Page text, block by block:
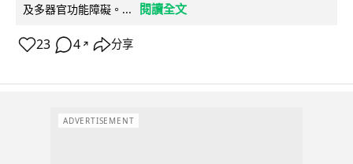
及多器官功能障礙。...
閱讀全文
23 4 ↗ 分享
ADVERTISEMENT